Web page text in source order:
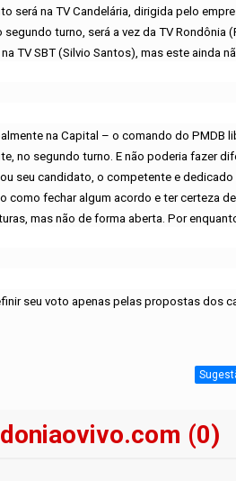
será na TV Candelária, dirigida pelo
turno, será a vez da TV Rondônia
TV SBT (Silvio Santos), mas este ainda
na Capital – o comando do PMDB
no segundo turno. E não poderia fazer
seu candidato, o competente e
como fechar algum acordo e ter certeza
mas não de forma aberta. Por
seu voto apenas pelas propostas dos
(0)